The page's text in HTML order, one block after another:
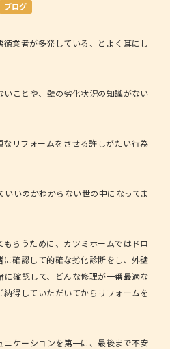
ブログ
業者が多発している、とよく耳にし
ことや、壁の劣化状況の知識がない
リフォームをさせる許しがたい行為
いのかわからない世の中になってま
らうために、カツミホームではドロ
確認して的確な劣化診断をし、外壁
確認して、どんな修理が一番最適な
得していただいてからリフォームを
ニケーションを第一に、最後まで不安